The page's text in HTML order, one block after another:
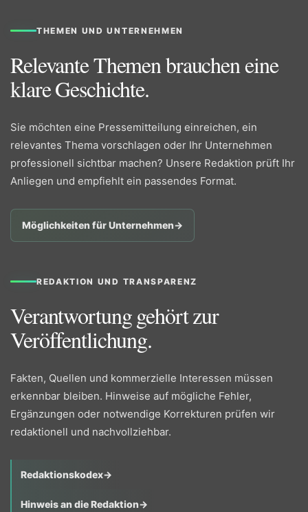
THEMEN UND UNTERNEHMEN
Relevante Themen brauchen eine
klare Geschichte.
Sie möchten eine Pressemitteilung einreichen, ein
relevantes Thema vorschlagen oder Ihr Unternehmen
professionell sichtbar machen? Unsere Redaktion prüft Ihr
Anliegen und empfiehlt ein passendes Format.
Möglichkeiten für Unternehmen→
REDAKTION UND TRANSPARENZ
Verantwortung gehört zur
Veröffentlichung.
Fakten, Quellen und kommerzielle Interessen müssen
erkennbar bleiben. Hinweise auf mögliche Fehler,
Ergänzungen oder notwendige Korrekturen prüfen wir
redaktionell und nachvollziehbar.
Redaktionskodex→
Hinweis an die Redaktion→